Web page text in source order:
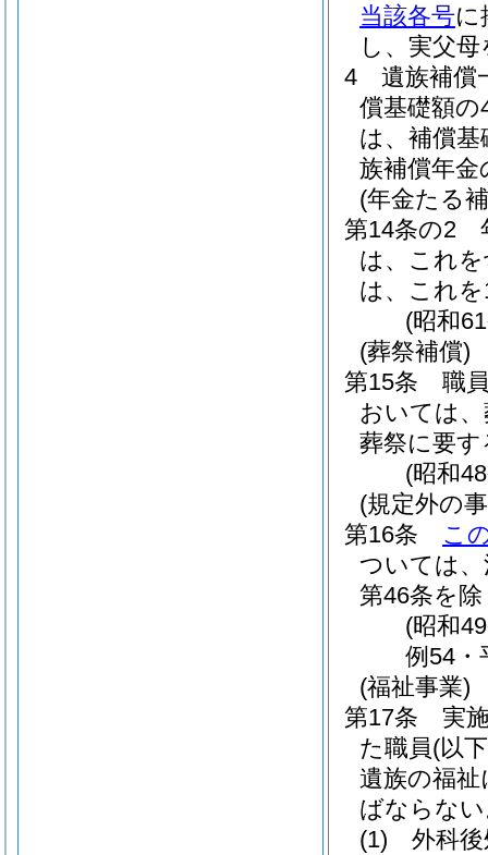
当該各号に
し、実父
4
遺族補償
償基礎額の
は、補償
族補償年
(年金たる
第14条の2
は、これ
は、これ
(昭和
(葬祭補償)
第15条
職
おいては
葬祭に要
(昭和
(規定外の
第16条
こ
ついては
第46条を
(昭和
例54・
(福祉事業)
第17条
実
た職員(以下
遺族の福
ばならな
(1)
外科